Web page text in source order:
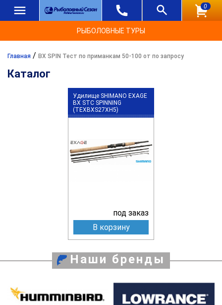
0
РЫБОЛОВНЫЕ ТУРЫ
Главная / BX SPIN Тест по приманкам 50-100 от по запросу
Каталог
Удилище SHIMANO EXAGE
BX STC SPINNING
(TEXBXS27XH5)
под заказ
В корзину
Наши бренды